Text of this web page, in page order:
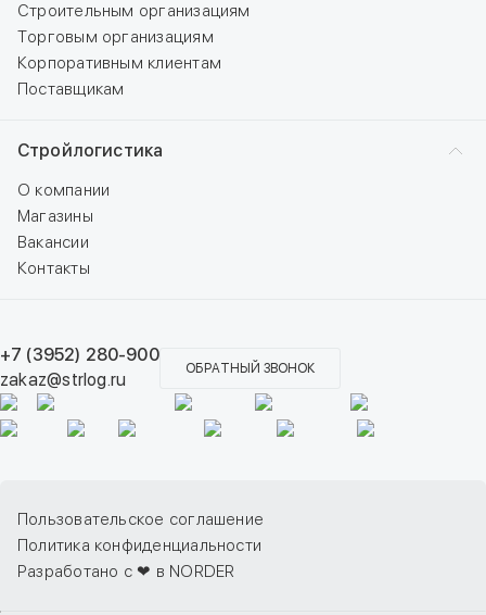
Строительным организациям
Торговым организациям
Корпоративным клиентам
Поставщикам
Стройлогистика
О компании
Магазины
Вакансии
Контакты
+7 (3952) 280-900
zakaz@strlog.ru
ОБРАТНЫЙ ЗВОНОК
Пользовательское соглашение
Политика конфиденциальности
Разработано с ❤ в NORDER